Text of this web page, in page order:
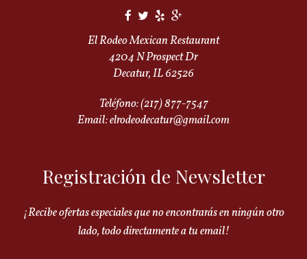
El Rodeo Mexican Restaurant
4204 N Prospect Dr
Decatur, IL 62526
Teléfono:(217) 877-7547
Email:elrodeodecatur@gmail.com
Registración de Newsletter
¡Recibe ofertas especiales que no encontrarás en ningún otro
lado, todo directamente a tu email!